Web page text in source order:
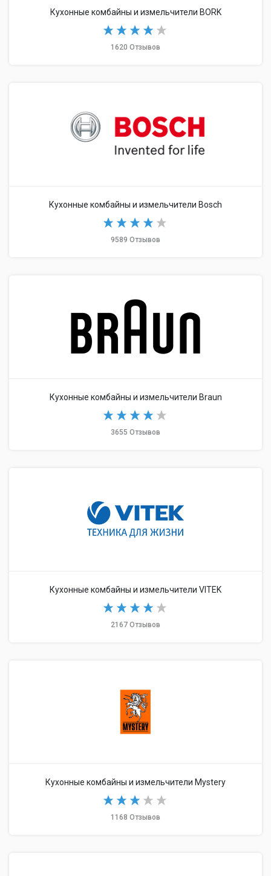
Кухонные комбайны и измельчители BORK
1620 Отзывов
Кухонные комбайны и измельчители Bosch
9589 Отзывов
Кухонные комбайны и измельчители Braun
3655 Отзывов
Кухонные комбайны и измельчители VITEK
2167 Отзывов
Кухонные комбайны и измельчители Mystery
1168 Отзывов